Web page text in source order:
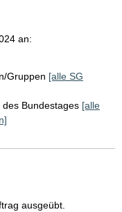
an:
Gruppen [alle SG
des Bundestages [alle
ausgeübt.